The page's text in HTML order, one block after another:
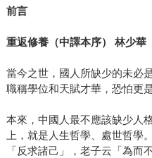
前言
重返修養（中譯本序） 林少華
當今之世，國人所缺少的未必
職稱學位和天賦才華，恐怕更
本來，中國人最不應該缺少人
上，就是人生哲學、處世哲學
「反求諸己」，老子云「為而